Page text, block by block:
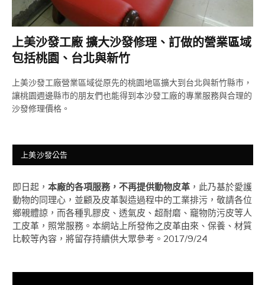
上美沙發工廠 擴大沙發修理、訂做的營業區域
包括桃園、台北與新竹
上美沙發工廠營業區域從原先的桃園地區擴大到台北與新竹縣市，
讓桃園週邊縣市的朋友們也能得到本沙發工廠的專業服務與合理的
沙發修理價格。
上美沙發公告
即日起， 本廠的各項服務，不再提供動物皮革 ，此乃基於愛護
動物的同理心，並顧及皮革製造過程中的工業排污，敬請各位
鄉親體諒，而各種乳膠皮、透氣皮、超耐磨、竉物防污皮等人
工皮革，照常服務。本網站上所發佈之皮革由來、保養、材質
比較等內容，將留存持續供大眾參考。2017/9/24